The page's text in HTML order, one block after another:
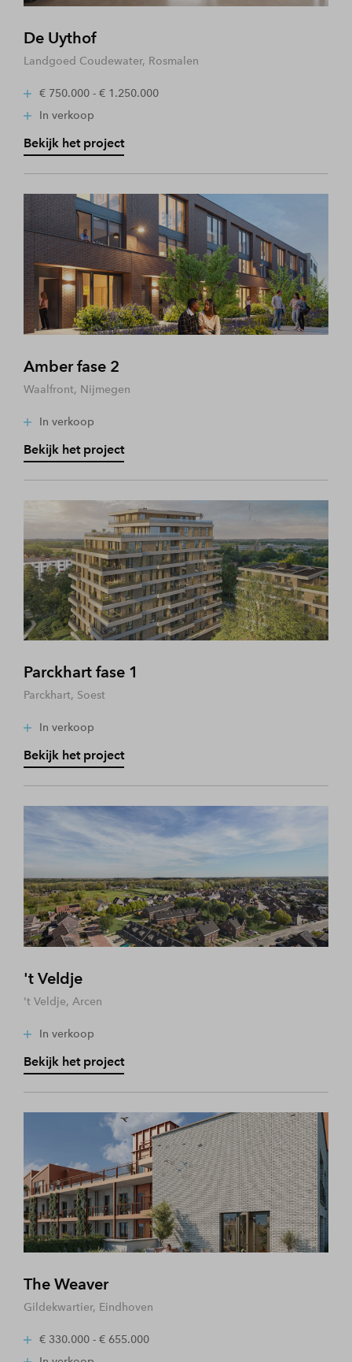
De Uythof
Landgoed Coudewater, Rosmalen
€ 750.000 - € 1.250.000
In verkoop
Bekijk het project
Amber fase 2
Waalfront, Nijmegen
In verkoop
Bekijk het project
Parckhart fase 1
Parckhart, Soest
In verkoop
Bekijk het project
't Veldje
't Veldje, Arcen
In verkoop
Bekijk het project
The Weaver
Gildekwartier, Eindhoven
€ 330.000 - € 655.000